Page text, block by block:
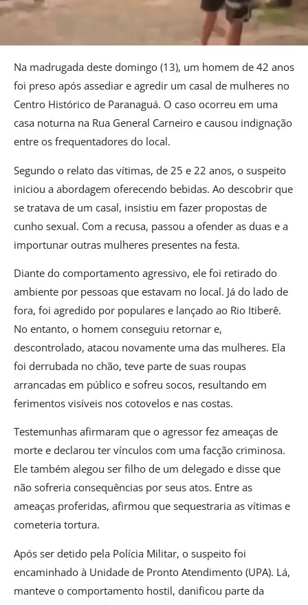
Na madrugada deste domingo (13), um homem de 42 anos
foi preso após assediar e agredir um casal de mulheres no
Centro Histórico de Paranaguá. O caso ocorreu em uma
casa noturna na Rua General Carneiro e causou indignação
entre os frequentadores do local.
Segundo o relato das vítimas, de 25 e 22 anos, o suspeito
iniciou a abordagem oferecendo bebidas. Ao descobrir que
se tratava de um casal, insistiu em fazer propostas de
cunho sexual. Com a recusa, passou a ofender as duas e a
importunar outras mulheres presentes na festa.
Diante do comportamento agressivo, ele foi retirado do
ambiente por pessoas que estavam no local. Já do lado de
fora, foi agredido por populares e lançado ao Rio Itiberê.
No entanto, o homem conseguiu retornar e,
descontrolado, atacou novamente uma das mulheres. Ela
foi derrubada no chão, teve parte de suas roupas
arrancadas em público e sofreu socos, resultando em
ferimentos visíveis nos cotovelos e nas costas.
Testemunhas afirmaram que o agressor fez ameaças de
morte e declarou ter vínculos com uma facção criminosa.
Ele também alegou ser filho de um delegado e disse que
não sofreria consequências por seus atos. Entre as
ameaças proferidas, afirmou que sequestraria as vítimas e
cometeria tortura.
Após ser detido pela Polícia Militar, o suspeito foi
encaminhado à Unidade de Pronto Atendimento (UPA). Lá,
manteve o comportamento hostil, danificou parte da